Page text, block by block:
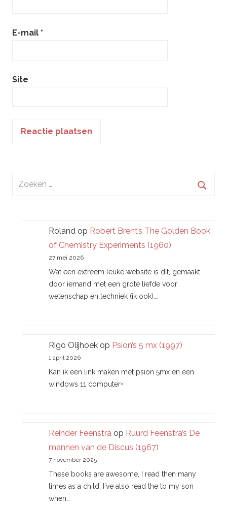
E-mail *
Site
Zoeken
Roland op Robert Brent’s The Golden Book
of Chemistry Experiments (1960)
27 mei 2026
Wat een extreem leuke website is dit, gemaakt
door iemand met een grote liefde voor
wetenschap en techniek (ik ook).…
Rigo Olijhoek op Psion’s 5 mx (1997)
1 april 2026
Kan ik een link maken met psion 5mx en een
windows 11 computer=
Reinder Feenstra op Ruurd Feenstra’s De
mannen van de Discus (1967)
7 november 2025
These books are awesome, I read then many
times as a child, I've also read the to my son
when…